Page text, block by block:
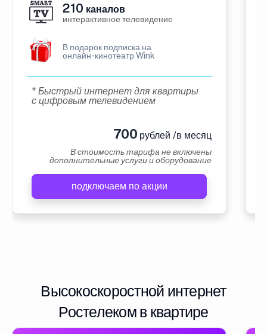
210 каналов
интерактивное телевидение
В подарок подписка на
онлайн-кинотеатр Wink
* Быстрый интернет для квартиры
с цифровым телевидением
700 рублей /в месяц
В стоимость тарифа не включены
дополнительные услуги и оборудование
подключаем по акции
Высокоскоростной интернет
Ростелеком в квартире